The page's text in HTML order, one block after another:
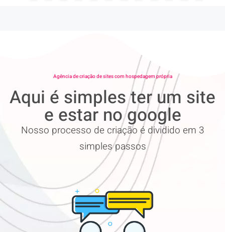
Agência de criação de sites com hospedagem própria
Aqui é simples ter um site
e estar no google
Nosso processo de criação é dividido em 3
simples passos